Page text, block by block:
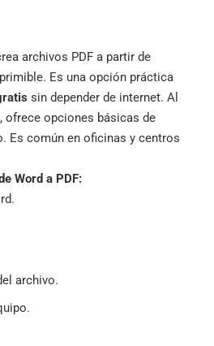
archivos PDF a partir de
Es una opción práctica
sin depender de internet. Al
, ofrece opciones básicas de
Es común en oficinas y centros
Word a PDF:
archivo.